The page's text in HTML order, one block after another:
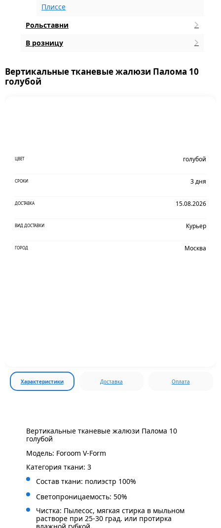
Плиссе
Рольставни
В розницу
Вертикальные тканевые жалюзи Палома 10
голубой
ЦВЕТ голубой
СРОКИ 3 дня
ДОСТАВКА 15.08.2026
ВИД ДОСТАВКИ Курьер
ГОРОД Москва
Характеристики Доставка Оплата
Вертикальные тканевые жалюзи Палома 10
голубой
Модель: Foroom V-Form
Категория ткани: 3
Состав ткани: полиэстр 100%
Светопроницаемость: 50%
Чистка: Пылесос, мягкая стирка в мыльном
растворе при 25-30 град. или протирка